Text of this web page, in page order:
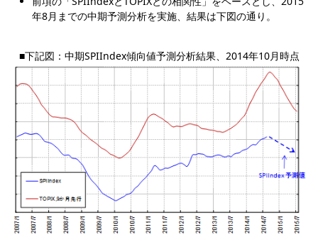
年8月までの中期予測分析を実施、結果は下図の通り。
■下記図：中期SPIIndex傾向値予測分析結果、2014年10月時点